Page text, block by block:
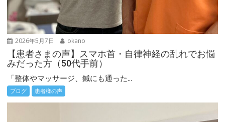
2026年5月7日 okano
【患者さまの声】スマホ首・自律神経の乱れでお悩
みだった方（50代手前）
「整体やマッサージ、鍼にも通った...
ブログ 患者様の声